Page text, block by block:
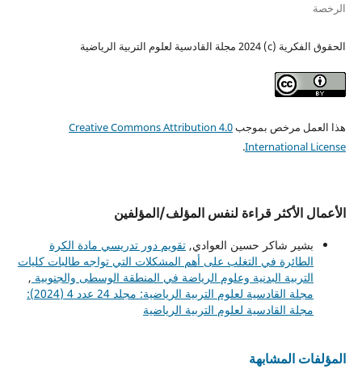
الرخصة
الحقوق الفكرية (c) 2024 مجلة القادسية لعلوم التربية الرياضية
هذا العمل مرخص بموجبCreative Commons Attribution 4.0
International License
.
الأعمال الأكثر قراءة لنفس المؤلف/المؤلفين
بشير شاكر حسين العوادي, تقويم دور تدريسي مادة الكرة
الطائرة في التغلب على أهم المشكلات التي تواجه طالبات كليات
التربية البدنية وعلوم الرياضة في المنطقة الوسطى والجنوبية ,
مجلة القادسية لعلوم التربية الرياضية: مجلد 24 عدد 4 (2024):
مجلة القادسية لعلوم التربية الرياضية
المؤلفات المشابهة